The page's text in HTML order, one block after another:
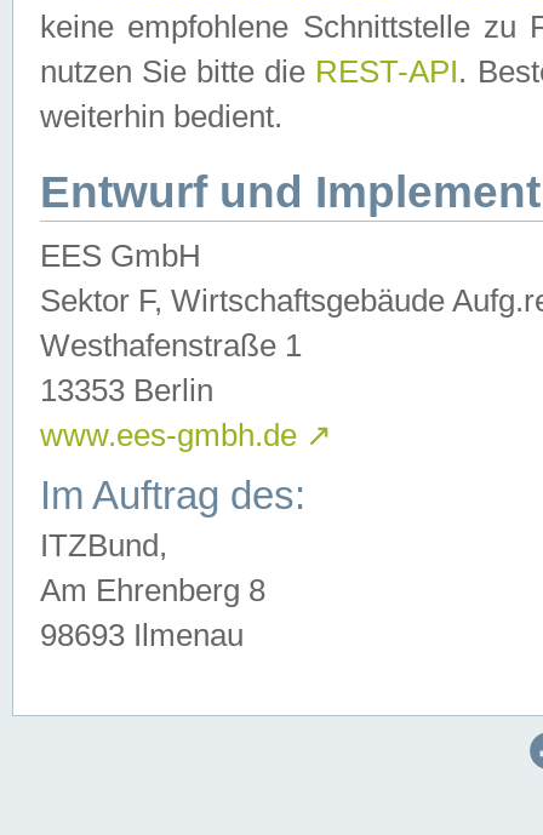
keine empfohlene Schnittstelle zu
nutzen Sie bitte die REST-API.
weiterhin bedient.
Entwurf und
EES GmbH
Sektor F, Wirtschaftsgebäude
Westhafenstraße 1
13353 Berlin
www.ees-gmbh.de ↗
Im Auftrag des:
ITZBund,
Am Ehrenberg 8
98693 Ilmenau